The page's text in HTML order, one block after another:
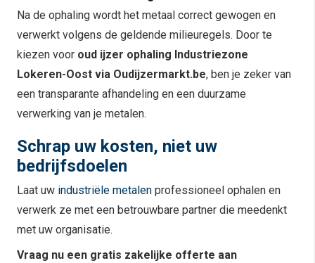
Na de ophaling wordt het metaal correct gewogen en
verwerkt volgens de geldende milieuregels. Door te
kiezen voor oud ijzer ophaling Industriezone
Lokeren-Oost via Oudijzermarkt.be, ben je zeker van
een transparante afhandeling en een duurzame
verwerking van je metalen.
Schrap uw kosten, niet uw
bedrijfsdoelen
Laat uw industriële metalen professioneel ophalen en
verwerk ze met een betrouwbare partner die meedenkt
met uw organisatie.
Vraag nu een gratis zakelijke offerte aan